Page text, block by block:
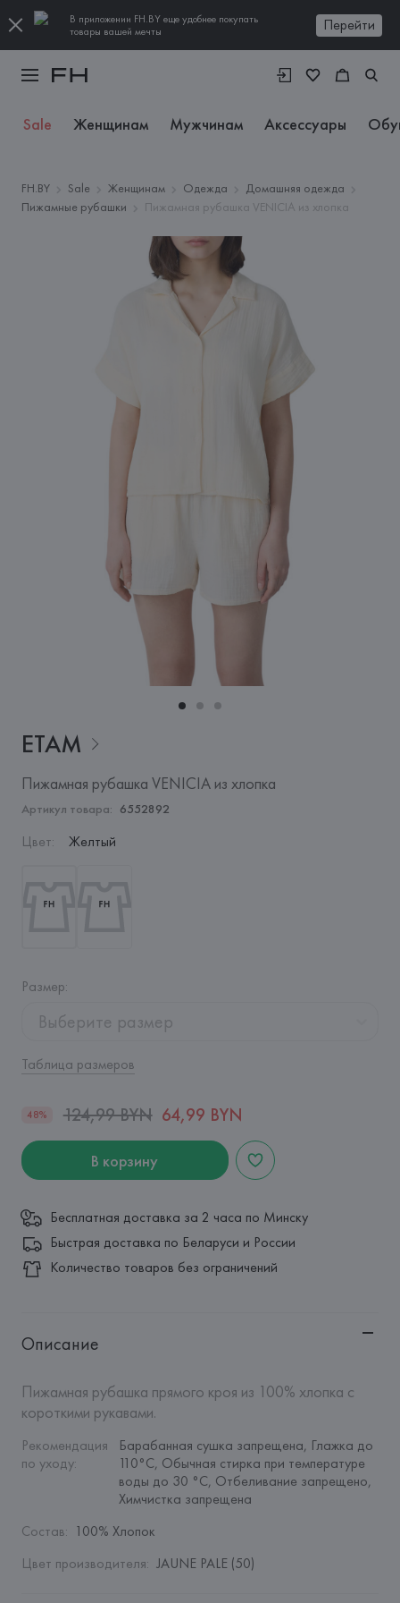
В приложении FH.BY еще удобнее покупать
товары вашей мечты
Перейти
Sale Женщинам Мужчинам Аксессуары
FH.BY Sale Женщинам Одежда
Домашняя одежда
Пижамные рубашки
Пижамная рубашка VENICIA из хлопка
ETAM
Пижамная рубашка VENICIA из хлопка
Артикул товара: 6552892
Цвет: Желтый
Размер:
Выберите размер
Таблица размеров
48% 124,99 BYN 64,99 BYN
В корзину
Бесплатная доставка за 2 часа по Минску
Быстрая доставка по Беларуси и России
Количество товаров без ограничений
Описание
Пижамная рубашка прямого кроя из 100% хлопка с
короткими рукавами.
Рекомендация
по уходу:
Барабанная сушка запрещена, Глажка до
110°C, Обычная стирка при температуре
воды до 30 °C, Отбеливание запрещено,
Химчистка запрещена
Состав: 100% Хлопок
Цвет производителя: JAUNE PALE (50)